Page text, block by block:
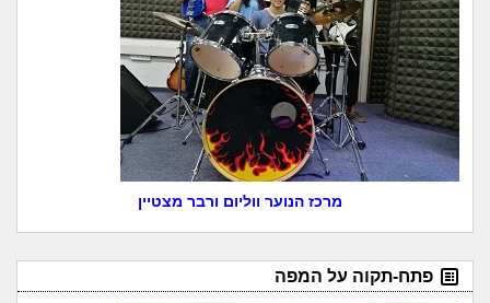
מרכז הנוער ווליום ורבר מצטיין
פתח-תקוה על המפה